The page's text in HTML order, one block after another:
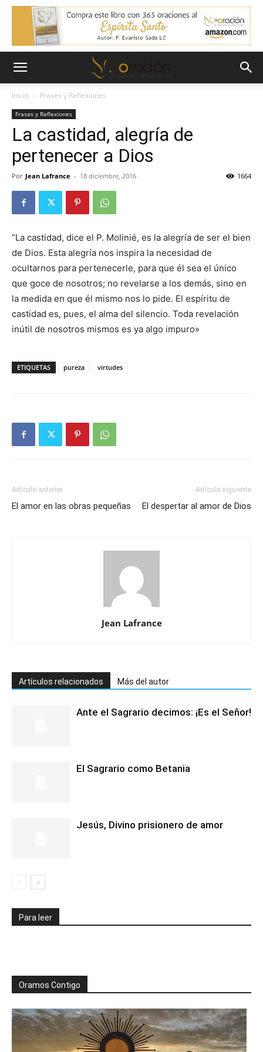
Inicio Frases y Reflexiones
Frases y Reflexiones
La castidad, alegría de
pertenecer a Dios
Por Jean Lafrance - 18 diciembre, 2016 1664
”La castidad, dice el P. Molinié, es la alegría de ser el bien
de Dios. Esta alegría nos inspira la necesidad de
ocultarnos para pertenecerle, para que él sea el único
que goce de nosotros; no revelarse a los demás, sino en
la medida en que él mismo nos lo pide. El espíritu de
castidad es, pues, el alma del silencio. Toda revelación
inútil de nosotros mismos es ya algo impuro»
ETIQUETAS pureza virtudes
Artículo anterior
El amor en las obras pequeñas
Artículo siguiente
El despertar al amor de Dios
Jean Lafrance
Artículos relacionados Más del autor
Ante el Sagrario decimos: ¡Es el Señor!
El Sagrario como Betania
Jesús, Divino prisionero de amor
Para leer
Oramos Contigo